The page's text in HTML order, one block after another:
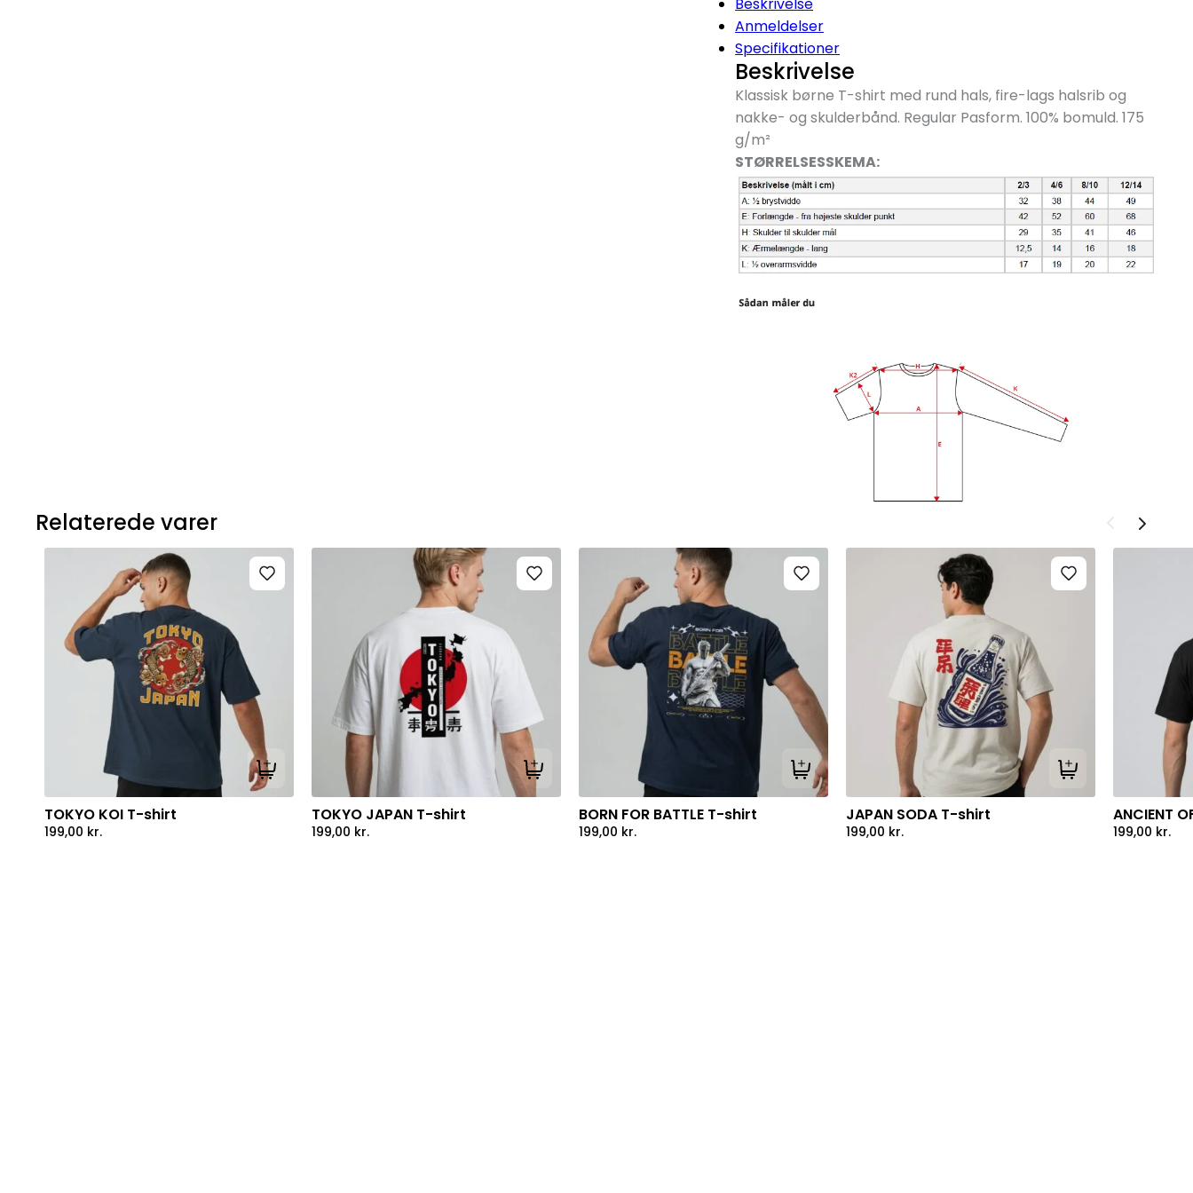
Anmeldelser
Specifikationer
Beskrivelse
Klassisk børne T-shirt med rund hals, fire-lags halsrib og
nakke- og skulderbånd. Regular Pasform. 100% bomuld. 175
g/m²
STØRRELSESSKEMA:
Relaterede varer
Tilføj til kurv
TOKYO KOI T-shirt
199,00 kr.
Tilføj til kurv
TOKYO JAPAN T-shirt
199,00 kr.
Tilføj til kurv
BORN FOR BATTLE T-shirt
199,00 kr.
Tilføj til kurv
JAPAN SODA T-shirt
199,00 kr.
ANCIENT
199,00 kr.